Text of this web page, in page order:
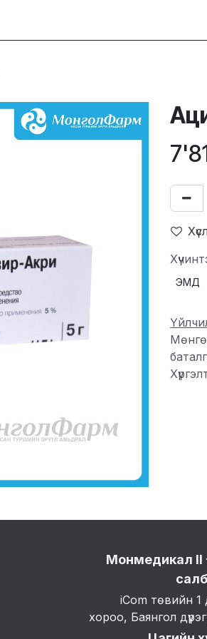
ЭМД
Монмедикал II
iCom төвийн 1
хороо, Баянгол